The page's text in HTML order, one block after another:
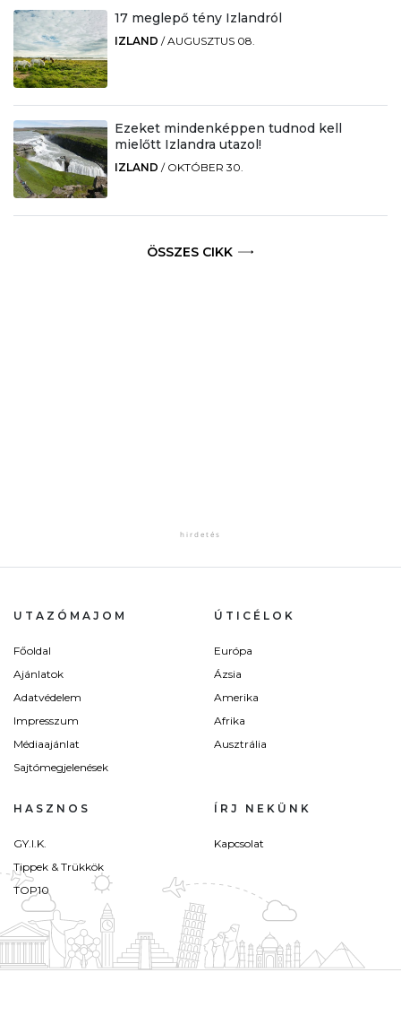
17 meglepő tény Izlandról
IZLAND /AUGUSZTUS 08.
Ezeket mindenképpen tudnod kell
mielőtt Izlandra utazol!
IZLAND / OKTÓBER 30.
ÖSSZES CIKK
UTAZÓMAJOM
Főoldal
Ajánlatok
Adatvédelem
Impresszum
Médiaajánlat
Sajtómegjelenések
ÚTICÉLOK
Európa
Ázsia
Amerika
Afrika
Ausztrália
HASZNOS
GY.I.K.
Tippek & Trükkök
TOP10
ÍRJ NEKÜNK
Kapcsolat